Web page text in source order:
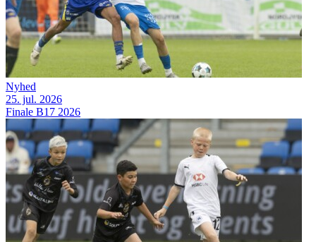
Nyhed
25. jul. 2026
Finale B17 2026